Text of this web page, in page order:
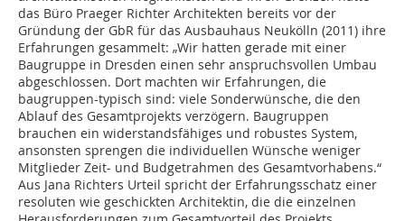
das Büro Praeger Richter Architekten bereits vor der
Gründung der GbR für das Ausbauhaus Neukölln (2011) ihre
Erfahrungen gesammelt: „Wir hatten gerade mit einer
Baugruppe in Dresden einen sehr anspruchsvollen Umbau
abgeschlossen. Dort machten wir Erfahrungen, die
baugruppen-typisch sind: viele Sonderwünsche, die den
Ablauf des Gesamtprojekts verzögern. Baugruppen
brauchen ein widerstandsfähiges und robustes System,
ansonsten sprengen die individuellen Wünsche weniger
Mitglieder Zeit- und Budgetrahmen des Gesamtvorhabens.“
Aus Jana Richters Urteil spricht der Erfahrungsschatz einer
resoluten wie geschickten Architektin, die die einzelnen